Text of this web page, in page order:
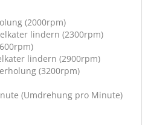
(2000rpm)
lindern (2300rpm)
lindern (2900rpm)
(3200rpm)
(Umdrehung pro Minute)